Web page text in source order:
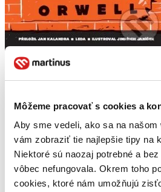
Môžeme pracovať s cookies a
Aby sme vedeli, ako sa na
vám zobraziť tie najlepšie tipy na
Niektoré sú naozaj potrebné a
vôbec nefungovala. Okrem toho
cookies, ktoré nám umožňujú
Moje aktivity
25.05.2021 14:25
Nečakajme "premakaný" príbeh, je to
Oceniť ale musím, že sa pri niektorých
vôbec nepozastavoval a tak nestrácal
vydanie, pravdepodobne aj v pôvodnej